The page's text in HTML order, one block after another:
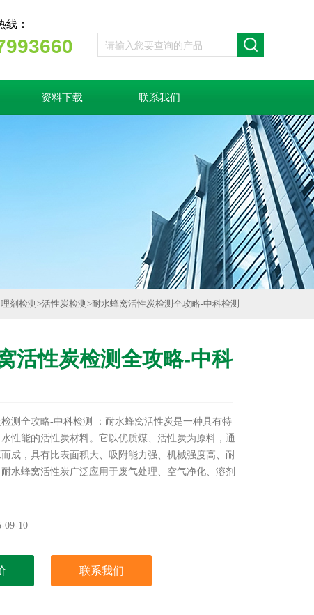
线：
资料下载 联系我们
剂检测 >活性炭检测 >耐水蜂窝活性炭检测全攻略-中科检测
活性炭检测全攻略-中科
测全攻略-中科检测 ：耐水蜂窝活性炭是一种具有特
性能的活性炭材料。它以优质煤、活性炭为原料，通
成，具有比表面积大、吸附能力强、机械强度高、耐
水蜂窝活性炭广泛应用于废气处理、空气净化、溶剂
、异味和污染物。
09-10
联系我们